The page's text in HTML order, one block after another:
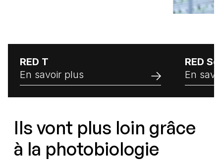
RED T
En savoir plus
RED
En
Ils vont plus loin grâce
à la photobiologie